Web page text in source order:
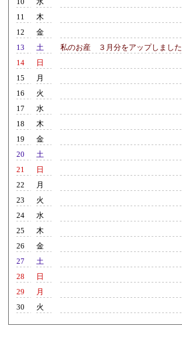
11
木
12
金
13
土
私のお産 ３月分をアップしました
14
日
15
月
16
火
17
水
18
木
19
金
20
土
21
日
22
月
23
火
24
水
25
木
26
金
27
土
28
日
29
月
30
火